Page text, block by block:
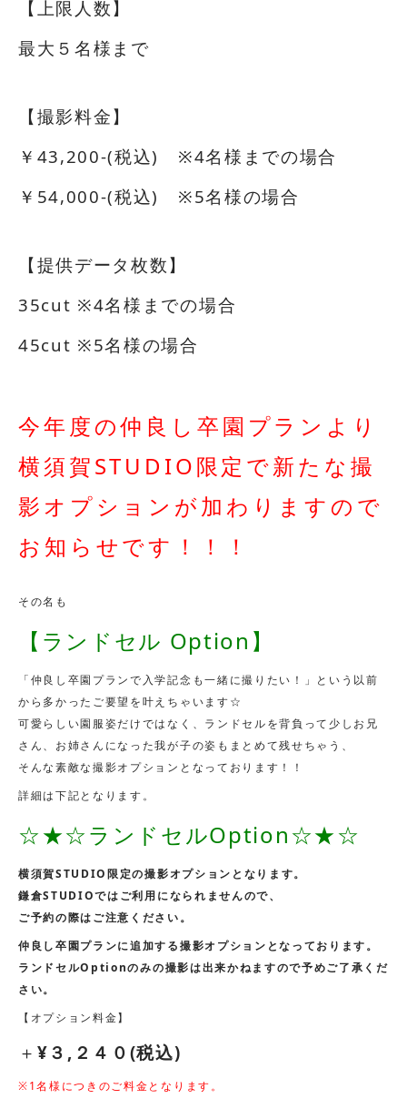
【上限人数】
最大５名様まで
【撮影料金】
￥43,200-(税込) ※4名様までの場合
￥54,000-(税込) ※5名様の場合
【提供データ枚数】
35cut ※4名様までの場合
45cut ※5名様の場合
今年度の仲良し卒園プランより
横須賀STUDIO限定で新たな撮
影オプションが加わりますので
お知らせです！！！
その名も
【ランドセル Option】
「仲良し卒園プランで入学記念も一緒に撮りたい！」という以前
から多かったご要望を叶えちゃいます☆
可愛らしい園服姿だけではなく、ランドセルを背負って少しお兄
さん、お姉さんになった我が子の姿もまとめて残せちゃう、
そんな素敵な撮影オプションとなっております！！
詳細は下記となります。
☆★☆ランドセルOption☆★☆
横須賀STUDIO限定の撮影オプションとなります。
鎌倉STUDIOではご利用になられませんので、
ご予約の際はご注意ください。
仲良し卒園プランに追加する撮影オプションとなっております。
ランドセルOptionのみの撮影は出来かねますので予めご了承くだ
さい。
【オプション料金】
＋ ¥３,２４０(税込)
※1名様につきのご料金となります。